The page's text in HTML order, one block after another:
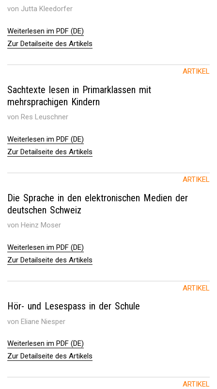
von Jutta Kleedorfer
Weiterlesen im PDF (DE)
Zur Detailseite des Artikels
ARTIKEL
Sachtexte lesen in Primarklassen mit
mehrsprachigen Kindern
von Res Leuschner
Weiterlesen im PDF (DE)
Zur Detailseite des Artikels
ARTIKEL
Die Sprache in den elektronischen Medien der
deutschen Schweiz
von Heinz Moser
Weiterlesen im PDF (DE)
Zur Detailseite des Artikels
ARTIKEL
Hör- und Lesespass in der Schule
von Eliane Niesper
Weiterlesen im PDF (DE)
Zur Detailseite des Artikels
ARTIKEL